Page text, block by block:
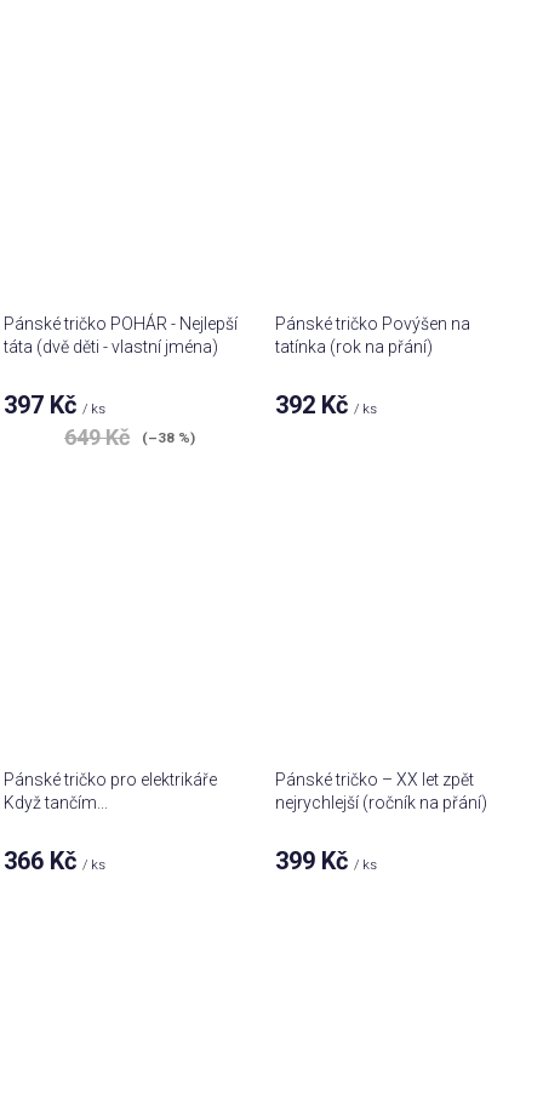
Pánské tričko POHÁR - Nejlepší
táta (dvě děti - vlastní jména)
397 Kč/ ks
649 Kč (–38 %)
Pánské tričko Povýšen na
tatínka (rok na přání)
392 Kč/ ks
Pánské tričko pro elektrikáře
Když tančím...
366 Kč / ks
Pánské tričko – XX let zpět
nejrychlejší (ročník na přání)
399 Kč / ks